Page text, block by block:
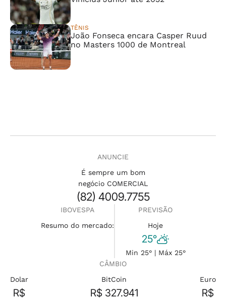
TÊNIS
João Fonseca encara Casper Ruud
no Masters 1000 de Montreal
ANUNCIE
É sempre um bom
negócio COMERCIAL
(82) 4009.7755
IBOVESPA
Resumo do mercado:
PREVISÃO
Hoje
25°
Min 25° | Máx 25°
CÂMBIO
Dolar
R$
BitCoin
R$ 327.941
Euro
R$